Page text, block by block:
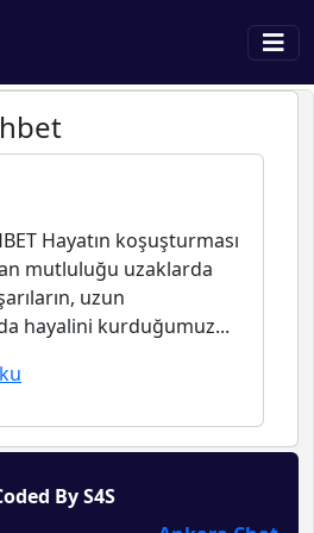
Hayatın koşuşturması
mutluluğu uzaklarda
uzun
hayalini kurduğumuz...
By S4S